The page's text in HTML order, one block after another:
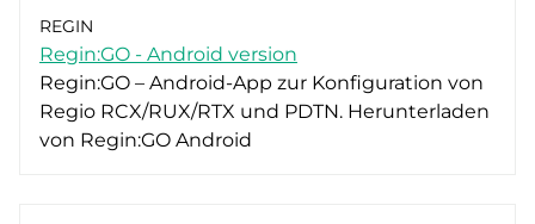
REGIN
Regin:GO - Android version
Regin:GO – Android-App zur Konfiguration von
Regio RCX/RUX/RTX und PDTN. Herunterladen
von Regin:GO Android